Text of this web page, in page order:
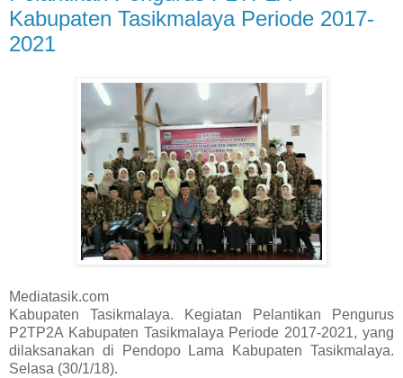
Kabupaten Tasikmalaya Periode 2017-
2021
Mediatasik.com
Kabupaten Tasikmalaya. Kegiatan
Pelantikan Pengurus
P2TP2A Kabupaten Tasikmalaya Periode 2017-2021, yang
dilaksanakan di Pendopo Lama Kabupaten Tasikmalaya.
Selasa (30/1/18).